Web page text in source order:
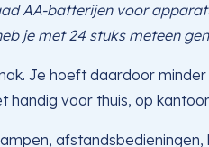
AA-batterijen voor
je met 24 stuks meteen
Je hoeft daardoor
handig voor thuis, op